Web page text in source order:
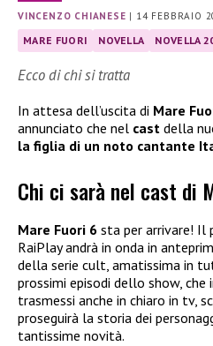
VINCENZO CHIANESE | 14 FEBBRAIO
MARE FUORI NOVELLA NOVELLA
Ecco di chi si tratta
In attesa dell’uscita di Mare
annunciato che nel cast della
la figlia di un noto cantante
Chi ci sarà nel cast di
Mare Fuori 6 sta per arrivare! Il
RaiPlay andrà in onda in
della serie cult, amatissima in
prossimi episodi dello show, che
trasmessi anche in chiaro in tv,
proseguirà la storia dei
tantissime novità.